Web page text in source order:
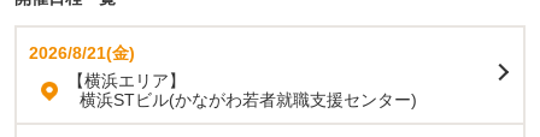
2026/8/21(金)
【横浜エリア】
横浜STビル(かながわ若者就職支援センター)